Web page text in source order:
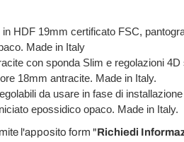
in HDF 19mm certificato FSC,
Made in Italy
con sponda Slim e regolazioni
18mm antracite. Made in Italy.
da usare in fase di
epossidico opaco. Made in Italy.
l'apposito form "Richiedi